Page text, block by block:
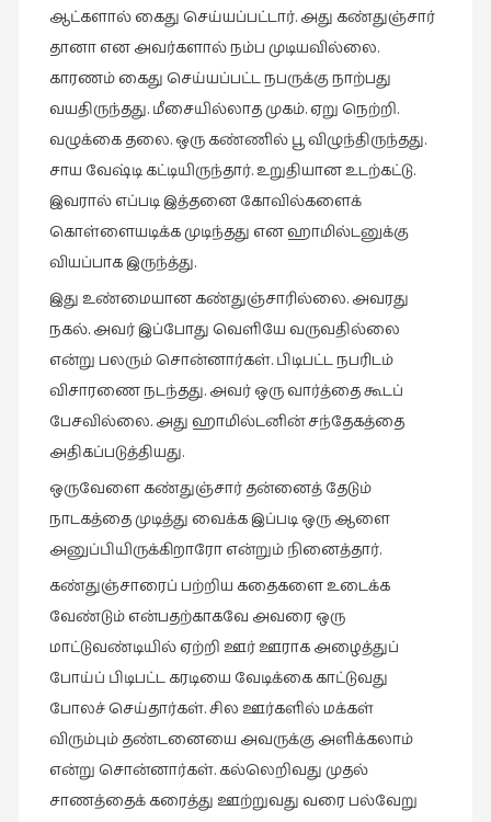
நூலக
மனிதர்கள்
நேர்காணல்
படித்தவை
பயணங்கள்
பரிந்துரை
புகைப்படக்கலை
புத்தக
கண்காட்சி2019
புத்தக
விமர்சனம்
புத்தகக்
காட்சி
தினங்கள்
புனைவுக்குறிப்புகள்
ஆட்களால் கைது செய்யப்பட்டார். அது கண்துஞ்சார்
தானா என அவர்களால் நம்ப முடியவில்லை.
காரணம் கைது செய்யப்பட்ட நபருக்கு நாற்பது
வயதிருந்தது. மீசையில்லாத முகம். ஏறு நெற்றி.
வழுக்கை தலை. ஒரு கண்ணில் பூ விழுந்திருந்தது.
சாய வேஷ்டி கட்டியிருந்தார். உறுதியான உடற்கட்டு.
இவரால் எப்படி இத்தனை கோவில்களைக்
கொள்ளையடிக்க முடிந்தது என ஹாமில்டனுக்கு
வியப்பாக இருந்த்து.
இது உண்மையான கண்துஞ்சாரில்லை. அவரது
நகல். அவர் இப்போது வெளியே வருவதில்லை
என்று பலரும் சொன்னார்கள். பிடிபட்ட நபரிடம்
விசாரணை நடந்தது. அவர் ஒரு வார்த்தை கூடப்
பேசவில்லை. அது ஹாமில்டனின் சந்தேகத்தை
அதிகப்படுத்தியது.
ஒருவேளை கண்துஞ்சார் தன்னைத் தேடும்
நாடகத்தை முடித்து வைக்க இப்படி ஒரு ஆளை
அனுப்பியிருக்கிறாரோ என்றும் நினைத்தார்.
கண்துஞ்சாரைப் பற்றிய கதைகளை உடைக்க
வேண்டும் என்பதற்காகவே அவரை ஒரு
மாட்டுவண்டியில் ஏற்றி ஊர் ஊராக அழைத்துப்
போய்ப் பிடிபட்ட கரடியை வேடிக்கை காட்டுவது
போலச் செய்தார்கள். சில ஊர்களில் மக்கள்
விரும்பும் தண்டனையை அவருக்கு அளிக்கலாம்
என்று சொன்னார்கள். கல்லெறிவது முதல்
சாணத்தைக் கரைத்து ஊற்றுவது வரை பல்வேறு